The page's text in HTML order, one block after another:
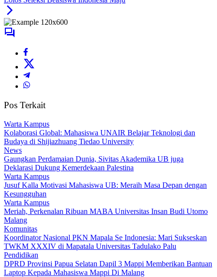
Pos Terkait
Warta Kampus
​Kolaborasi Global: Mahasiswa UNAIR Belajar Teknologi dan
Budaya di Shijiazhuang Tiedao University
News
Gaungkan Perdamaian Dunia, Sivitas Akademika UB juga
Deklarasi Dukung Kemerdekaan Palestina
Warta Kampus
Jusuf Kalla Motivasi Mahasiswa UB: Meraih Masa Depan dengan
Kesungguhan
Warta Kampus
Meriah, Perkenalan Ribuan MABA Universitas Insan Budi Utomo
Malang
Komunitas
Koordinator Nasional PKN Mapala Se Indonesia: Mari Sukseskan
TWKM XXXIV di Mapatala Universitas Tadulako Palu
Pendidikan
DPRD Provinsi Papua Selatan Dapil 3 Mappi Memberikan Bantuan
Laptop Kepada Mahasiswa Mappi Di Malang